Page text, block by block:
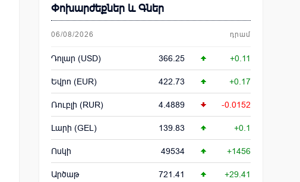
Փոխարժեքներ և Գներ
06/08/2026 դրամ
Դոլար (USD) 366.25 +0.11
Եվրո (EUR) 422.73 +0.17
Ռուբլի (RUR) 4.4889 -0.0152
Լարի (GEL) 139.83 +0.1
Ոսկի 49534 +1456
Արծաթ 721.41 +29.41